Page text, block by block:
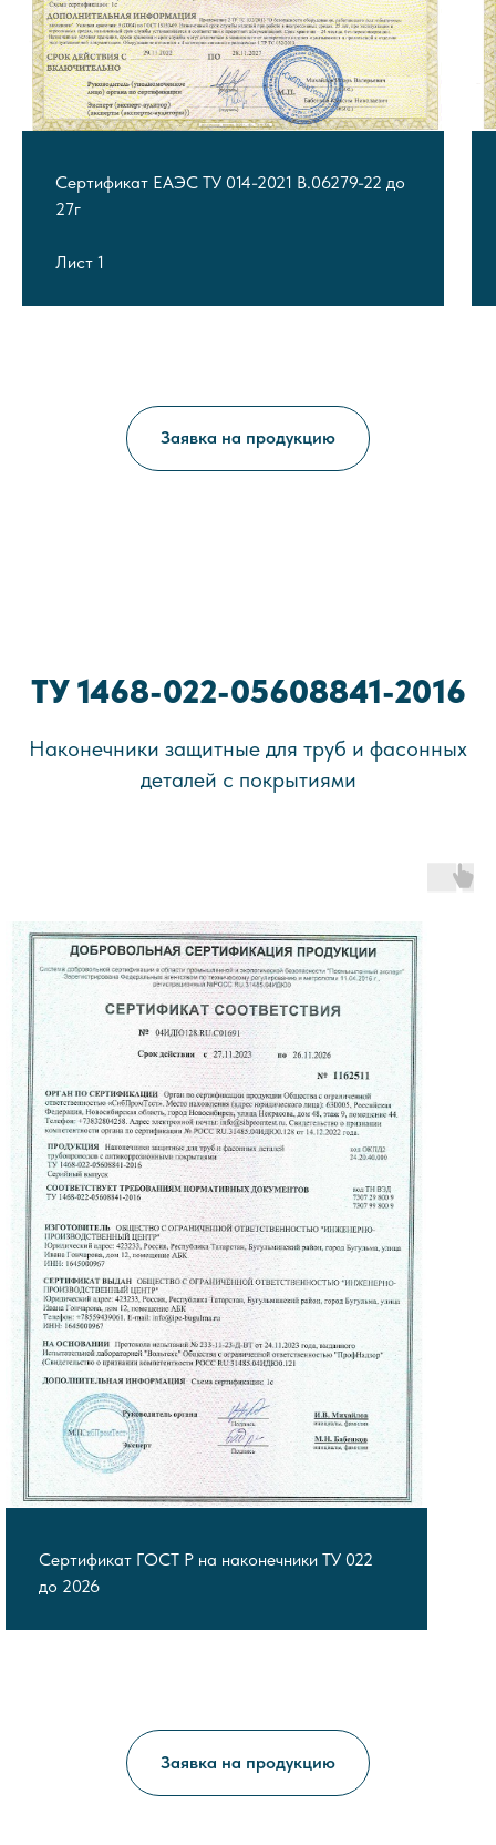
Сертификат ЕАЭС ТУ 014-2021 В.06279-22 до
27г
Лист 1
Заявка на продукцию
ТУ 1468-022-05608841-2016
Наконечники защитные для труб и фасонных
деталей с покрытиями
Сертификат ГОСТ Р на наконечники ТУ 022
до 2026
Заявка на продукцию